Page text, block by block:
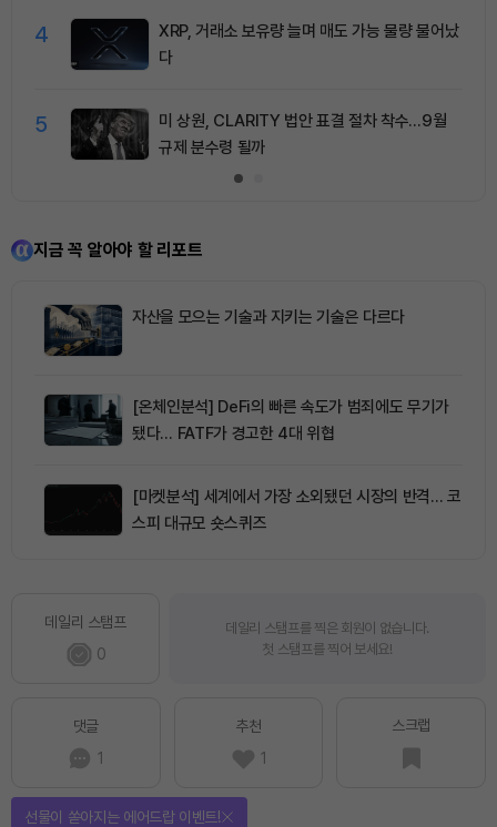
4
XRP, 거래소 보유량 늘며 매도 가능 물량 불어났
다
5
미 상원, CLARITY 법안 표결 절차 착수…9월
규제 분수령 될까
지금 꼭 알아야 할 리포트
자산을 모으는 기술과 지키는 기술은 다르다
[온체인분석] DeFi의 빠른 속도가 범죄에도 무기가
됐다… FATF가 경고한 4대 위협
[마켓분석] 세계에서 가장 소외됐던 시장의 반격… 코
스피 대규모 숏스퀴즈
데일리 스탬프
0
데일리 스탬프를 찍은 회원이 없습니다.
첫 스탬프를 찍어 보세요!
댓글
1
추천
1
스크랩
선물이 쏟아지는 에어드랍 이벤트!